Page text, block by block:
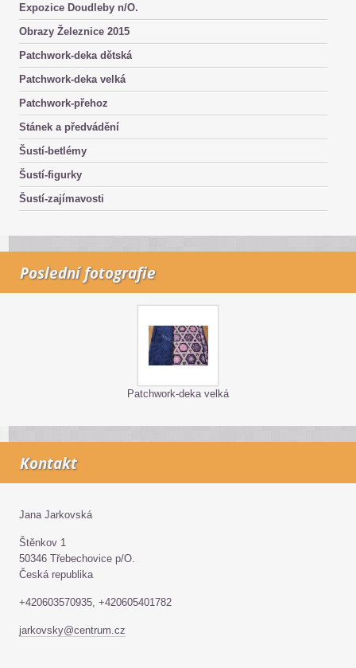
Expozice Doudleby n/O.
Obrazy Železnice 2015
Patchwork-deka dětská
Patchwork-deka velká
Patchwork-přehoz
Stánek a předvádění
Šustí-betlémy
Šustí-figurky
Šustí-zajímavosti
Poslední fotografie
Patchwork-deka velká
Kontakt
Jana Jarkovská
Štěnkov 1
50346 Třebechovice p/O.
Česká republika
+420603570935, +420605401782
jarkovsky@centrum.cz